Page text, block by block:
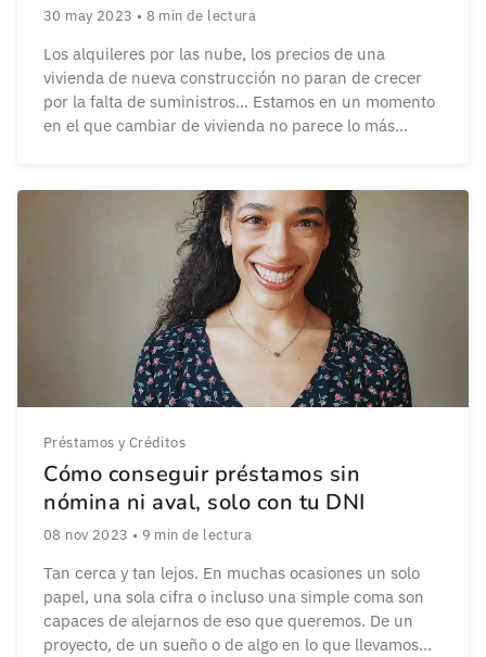
30 may 2023 • 8 min de lectura
Los alquileres por las nube, los precios de una
vivienda de nueva construcción no paran de crecer
por la falta de suministros… Estamos en un momento
en el que cambiar de vivienda no parece lo más
pasar […]
Préstamos y Créditos
Cómo conseguir préstamos sin
nómina ni aval, solo con tu DNI
08 nov 2023 • 9 min de lectura
Tan cerca y tan lejos. En muchas ocasiones un solo
papel, una sola cifra o incluso una simple coma son
capaces de alejarnos de eso que queremos. De un
proyecto, de un sueño o de algo en lo que llevamos